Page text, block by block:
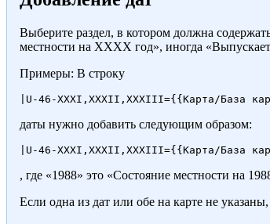
Выберите раздел, в котором должна
местности на ХХХХ год», иногда
Примеры: В строку
даты нужно добавить следующим образом:
, где «1988» это «Состояние местности на
Если одна из дат или обе на карте не